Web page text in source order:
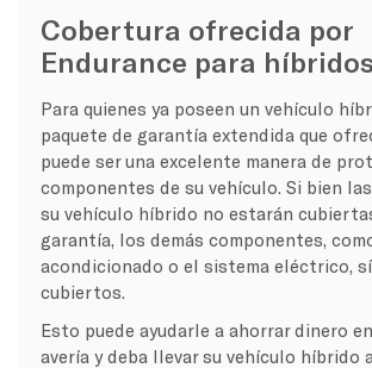
Cobertura ofrecida por
Endurance para híbridos
Para quienes ya poseen un vehículo
paquete de garantía extendida que
puede ser una excelente manera de
componentes de su vehículo. Si bien
su vehículo híbrido no estarán
garantía, los demás componentes,
acondicionado o el sistema eléctrico,
cubiertos.
Esto puede ayudarle a ahorrar dinero
avería y deba llevar su vehículo híbrido